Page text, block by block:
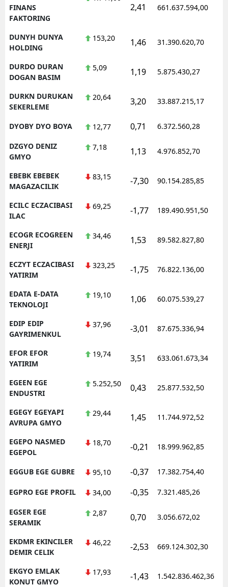
FINANS
FAKTORING
2,41 661.637.594,00
DUNYH DUNYA
HOLDING
153,20 1,46 31.390.620,70
DURDO DURAN
DOGAN BASIM
5,09 1,19 5.875.430,27
DURKN DURUKAN
SEKERLEME
20,64 3,20 33.887.215,17
DYOBY DYO BOYA 12,77 0,71 6.372.560,28
DZGYO DENIZ
GMYO
7,18 1,13 4.976.852,70
EBEBK EBEBEK
MAGAZACILIK
83,15 -7,30 90.154.285,85
ECILC ECZACIBASI
ILAC
69,25 -1,77 189.490.951,50
ECOGR ECOGREEN
ENERJI
34,46 1,53 89.582.827,80
ECZYT ECZACIBASI
YATIRIM
323,25 -1,75 76.822.136,00
EDATA E-DATA
TEKNOLOJI
19,10 1,06 60.075.539,27
EDIP EDIP
GAYRIMENKUL
37,96 -3,01 87.675.336,94
EFOR EFOR
YATIRIM
19,74 3,51 633.061.673,34
EGEEN EGE
ENDUSTRI
5.252,50 0,43 25.877.532,50
EGEGY EGEYAPI
AVRUPA GMYO
29,44 1,45 11.744.972,52
EGEPO NASMED
EGEPOL
18,70 -0,21 18.999.962,85
EGGUB EGE GUBRE 95,10 -0,37 17.382.754,40
EGPRO EGE PROFIL 34,00 -0,35 7.321.485,26
EGSER EGE
SERAMIK
2,87 0,70 3.056.672,02
EKDMR EKINCILER
DEMIR CELIK
46,22 -2,53 669.124.302,30
EKGYO EMLAK
KONUT GMYO
17,93 -1,43 1.542.836.462,36